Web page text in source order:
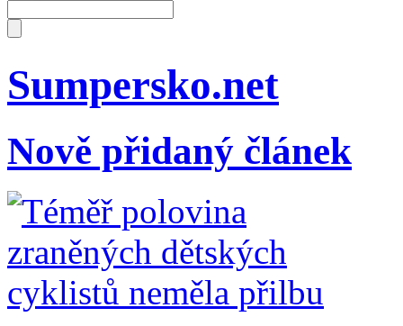
Sumpersko.net
Nově přidaný článek